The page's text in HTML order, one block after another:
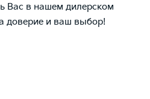
Вас в нашем дилерском
доверие и ваш выбор!